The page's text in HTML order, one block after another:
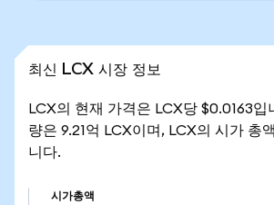
최신 LCX 시장 정보
LCX의 현재 가격은 LCX당 $0.0163입
량은 9.21억 LCX이며, LCX의 시가 총
니다.
시가총액